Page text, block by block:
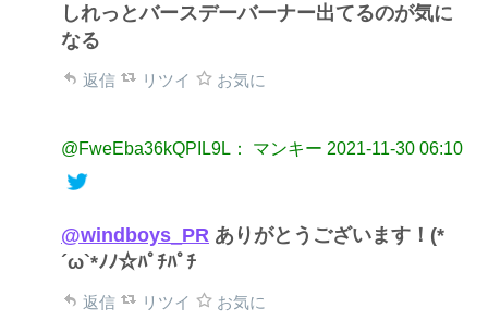
しれっとバースデーバーナー出てるのが気に
なる
返信 リツイ お気に
@FweEba36kQPIL9L： マンキー 2021-11-30 06:10
@windboys_PR ありがとうございます！(*
´ω`*ﾉﾉ☆ﾊﾟﾁﾊﾟﾁ
返信 リツイ お気に